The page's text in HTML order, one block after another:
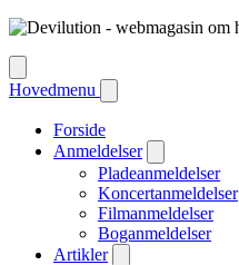
Hovedmenu
Forside
Anmeldelser
Pladeanmeldelser
Koncertanmeldelser
Filmanmeldelser
Boganmeldelser
Artikler